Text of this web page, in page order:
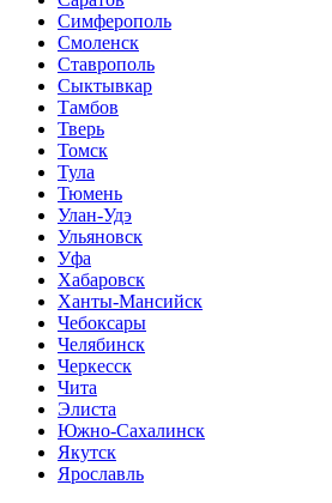
Симферополь
Смоленск
Ставрополь
Сыктывкар
Тамбов
Тверь
Томск
Тула
Тюмень
Улан-Удэ
Ульяновск
Уфа
Хабаровск
Ханты-Мансийск
Чебоксары
Челябинск
Черкесск
Чита
Элиста
Южно-Сахалинск
Якутск
Ярославль